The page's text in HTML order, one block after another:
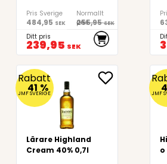
Pris Sverige
484,95 SEK
Normallt
pris
255,95 SEK
Ditt pris
239,95 SEK
Rabatt
41 %
JMF SVERIGE
Lärare Highland
Cream 40% 0,7l
JMF
o